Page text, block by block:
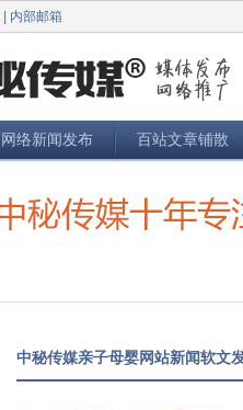
内部邮箱
网络新闻发布 百站文章铺散
中秘传媒亲子母婴网站新闻软文